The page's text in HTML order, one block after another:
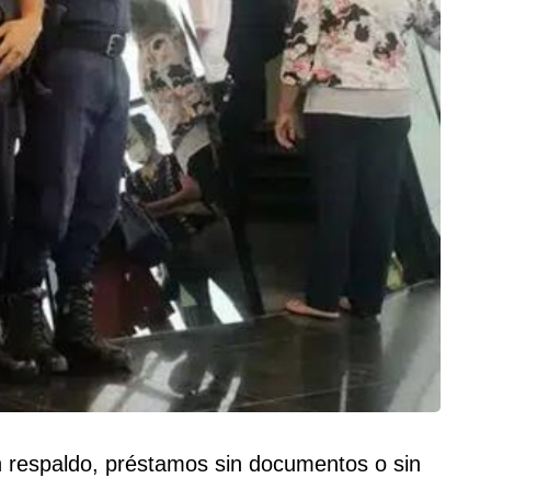
préstamos sin documentos o sin